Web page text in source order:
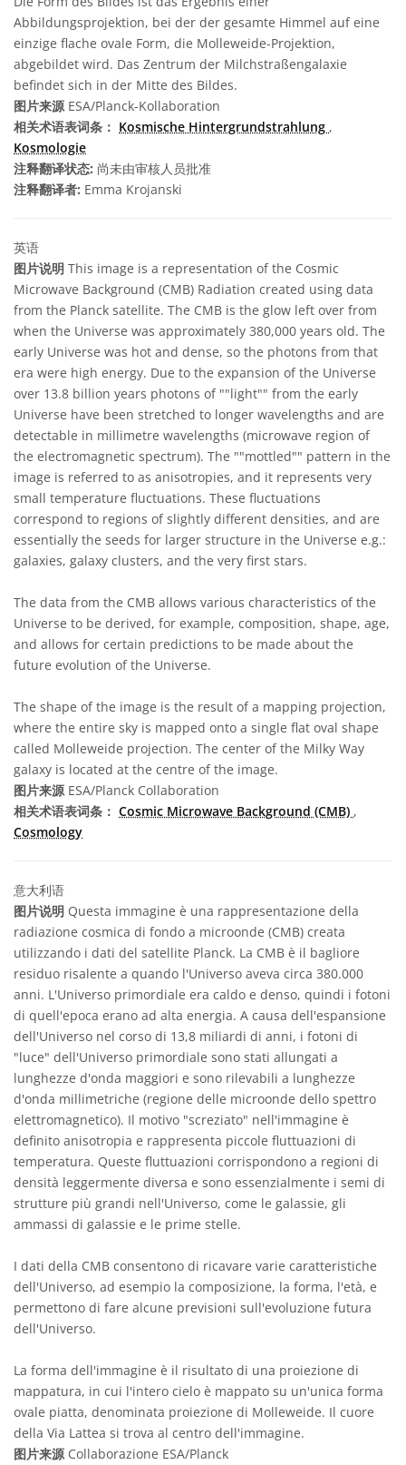
Abbildungsprojektion, bei der der gesamte Himmel auf eine
einzige flache ovale Form, die Molleweide-Projektion,
abgebildet wird. Das Zentrum der Milchstraßengalaxie
befindet sich in der Mitte des Bildes.
图片来源ESA/Planck-Kollaboration
相关术语表词条： Kosmische Hintergrundstrahlung ,
Kosmologie
注释翻译状态: 尚未由审核人员批准
注释翻译者: Emma Krojanski
英语
图片说明 This image is a representation of the Cosmic
Microwave Background (CMB) Radiation created using data
from the Planck satellite. The CMB is the glow left over from
when the Universe was approximately 380,000 years old. The
early Universe was hot and dense, so the photons from that
era were high energy. Due to the expansion of the Universe
over 13.8 billion years photons of ""light"" from the early
Universe have been stretched to longer wavelengths and are
detectable in millimetre wavelengths (microwave region of
the electromagnetic spectrum). The ""mottled"" pattern in the
image is referred to as anisotropies, and it represents very
small temperature fluctuations. These fluctuations
correspond to regions of slightly different densities, and are
essentially the seeds for larger structure in the Universe e.g.:
galaxies, galaxy clusters, and the very first stars.
The data from the CMB allows various characteristics of the
Universe to be derived, for example, composition, shape, age,
and allows for certain predictions to be made about the
future evolution of the Universe.
The shape of the image is the result of a mapping projection,
where the entire sky is mapped onto a single flat oval shape
called Molleweide projection. The center of the Milky Way
galaxy is located at the centre of the image.
图片来源ESA/Planck Collaboration
相关术语表词条： Cosmic Microwave Background (CMB) ,
Cosmology
意大利语
图片说明 Questa immagine è una rappresentazione della
radiazione cosmica di fondo a microonde (CMB) creata
utilizzando i dati del satellite Planck. La CMB è il bagliore
residuo risalente a quando l'Universo aveva circa 380.000
anni. L'Universo primordiale era caldo e denso, quindi i fotoni
di quell'epoca erano ad alta energia. A causa dell'espansione
dell'Universo nel corso di 13,8 miliardi di anni, i fotoni di
"luce" dell'Universo primordiale sono stati allungati a
lunghezze d'onda maggiori e sono rilevabili a lunghezze
d'onda millimetriche (regione delle microonde dello spettro
elettromagnetico). Il motivo "screziato" nell'immagine è
definito anisotropia e rappresenta piccole fluttuazioni di
temperatura. Queste fluttuazioni corrispondono a regioni di
densità leggermente diversa e sono essenzialmente i semi di
strutture più grandi nell'Universo, come le galassie, gli
ammassi di galassie e le prime stelle.
I dati della CMB consentono di ricavare varie caratteristiche
dell'Universo, ad esempio la composizione, la forma, l'età, e
permettono di fare alcune previsioni sull'evoluzione futura
dell'Universo.
La forma dell'immagine è il risultato di una proiezione di
mappatura, in cui l'intero cielo è mappato su un'unica forma
ovale piatta, denominata proiezione di Molleweide. Il cuore
della Via Lattea si trova al centro dell'immagine.
图片来源Collaborazione ESA/Planck